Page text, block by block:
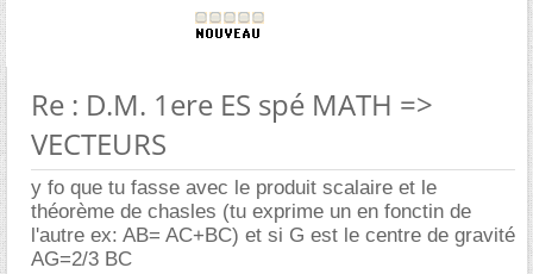
Re : D.M. 1ere ES spé MATH =>
VECTEURS
y fo que tu fasse avec le produit scalaire et le
théorème de chasles (tu exprime un en fonctin de
l'autre ex: AB= AC+BC) et si G est le centre de gravité
AG=2/3 BC